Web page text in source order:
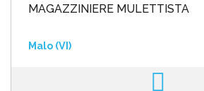
MAGAZZINIERE MULETTISTA
Malo (VI)